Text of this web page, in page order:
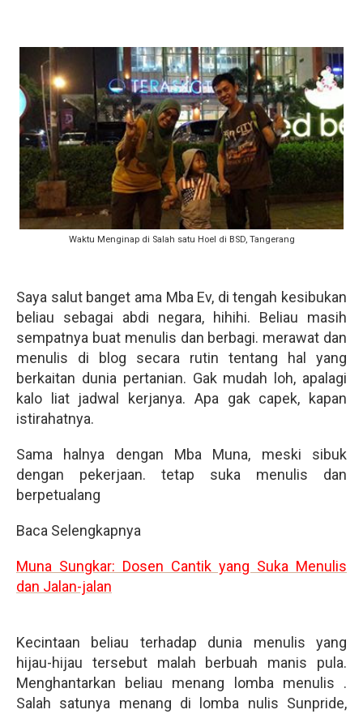
Waktu Menginap di Salah satu Hoel di BSD, Tangerang
Saya salut banget ama Mba Ev, di tengah kesibukan
beliau sebagai abdi negara, hihihi. Beliau masih
sempatnya buat menulis dan berbagi. merawat dan
menulis di blog secara rutin tentang hal yang
berkaitan dunia pertanian. Gak mudah loh, apalagi
kalo liat jadwal kerjanya. Apa gak capek, kapan
istirahatnya.
Sama halnya dengan Mba Muna, meski sibuk
dengan pekerjaan. tetap suka menulis dan
berpetualang
Baca Selengkapnya
Muna Sungkar: Dosen Cantik yang Suka Menulis
dan Jalan-jalan
Kecintaan beliau terhadap dunia menulis yang
hijau-hijau tersebut malah berbuah manis pula.
Menghantarkan beliau menang lomba menulis .
Salah satunya menang di lomba nulis Sunpride,